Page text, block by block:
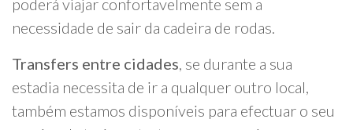
poderá viajar confortavelmente sem a
necessidade de sair da cadeira de rodas.
Transfers entre cidades, se durante a sua
estadia necessita de ir a qualquer outro local,
também estamos disponíveis para efectuar o seu